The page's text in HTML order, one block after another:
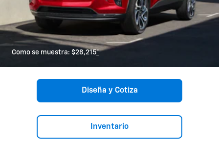
Como se muestra: $28,215*
Diseña y Cotiza
Inventario